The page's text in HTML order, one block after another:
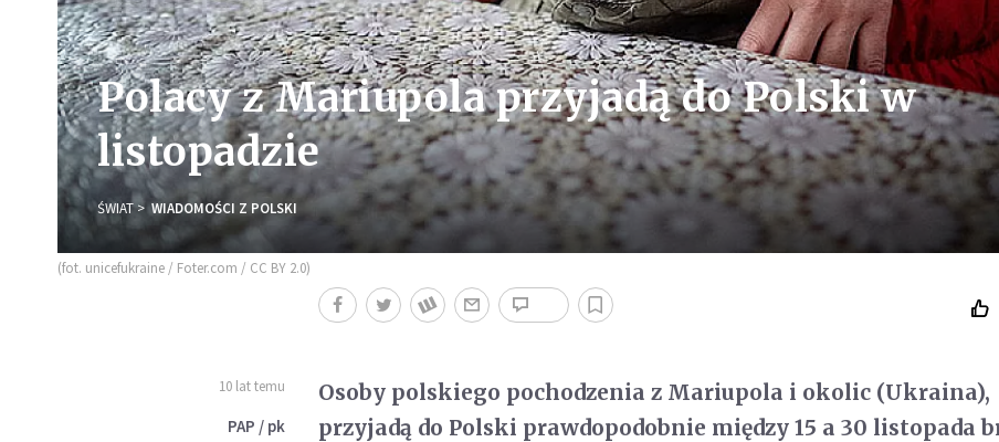
Polacy z Mariupola przyjadą do Polski w
listopadzie
ŚWIAT WIADOMOŚCI Z POLSKI
(fot. unicefukraine / Foter.com / CC BY 2.0)
10 lat temu
PAP / pk
Osoby polskiego pochodzenia z Mariupola i okolic (Ukraina),
przyjadą do Polski prawdopodobnie między 15 a 30 listopada